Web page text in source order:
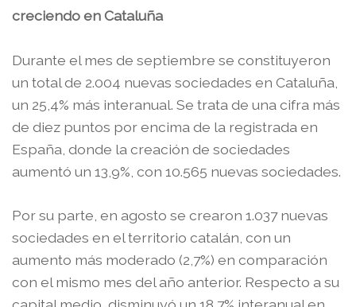
creciendo en Cataluña
Durante el mes de septiembre se constituyeron
un total de 2.004 nuevas sociedades en Cataluña,
un 25,4% más interanual. Se trata de una cifra más
de diez puntos por encima de la registrada en
España, donde la creación de sociedades
aumentó un 13,9%, con 10.565 nuevas sociedades.
Por su parte, en agosto se crearon 1.037 nuevas
sociedades en el territorio catalán, con un
aumento más moderado (2,7%) en comparación
con el mismo mes del año anterior. Respecto a su